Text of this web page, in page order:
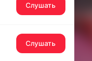
Слушать
Слушать